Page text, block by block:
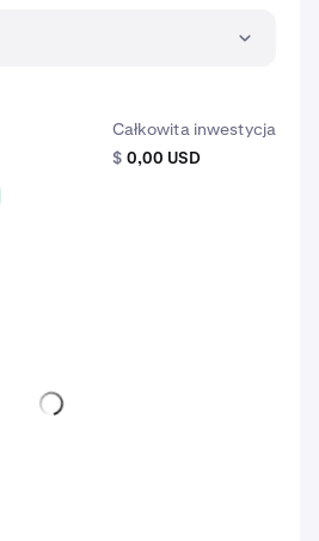
Całkowita inwestycja
$ 0,00 USD